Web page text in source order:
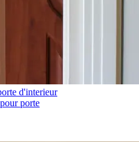
d'interieur
porte